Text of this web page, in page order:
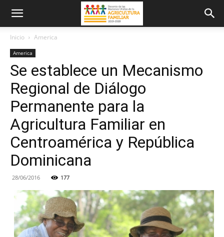
Inicio America
America
Se establece un Mecanismo
Regional de Diálogo
Permanente para la
Agricultura Familiar en
Centroamérica y República
Dominicana
28/06/2016 177